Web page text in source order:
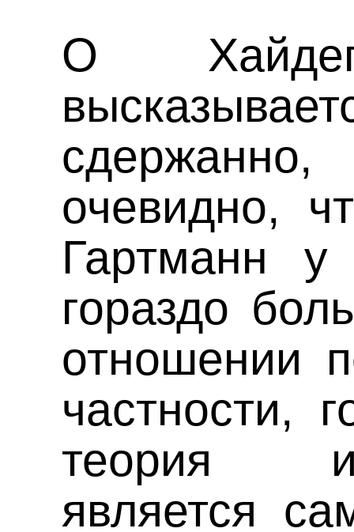
О
сдержанно,
очевидно,
Гартманн
гораздо
отношении
частности,
теория
является